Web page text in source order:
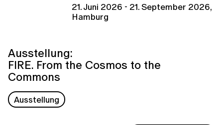
21. Juni 2026 - 21. September 2026,
Hamburg
Ausstellung:
FIRE. From the Cosmos to the
Commons
Ausstellung